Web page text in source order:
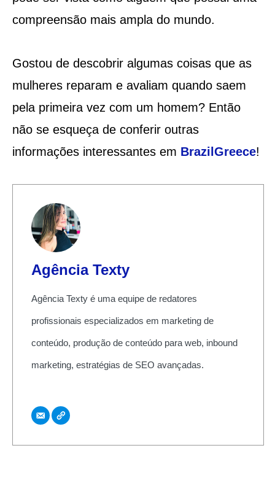
compreensão mais ampla do mundo.
Gostou de descobrir algumas coisas que as
mulheres reparam e avaliam quando saem
pela primeira vez com um homem? Então
não se esqueça de conferir outras
informações interessantes em BrazilGreece!
Agência Texty
Agência Texty é uma equipe de redatores
profissionais especializados em marketing de
conteúdo, produção de conteúdo para web, inbound
marketing, estratégias de SEO avançadas.